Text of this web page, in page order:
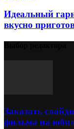
Идеальный
вкусно
Заказать
фильма на